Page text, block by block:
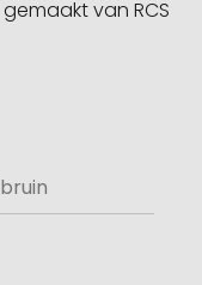
van RCS